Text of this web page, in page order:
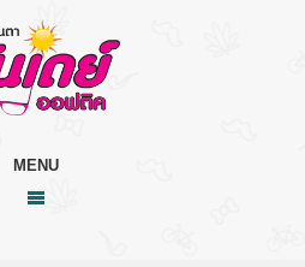
MENU